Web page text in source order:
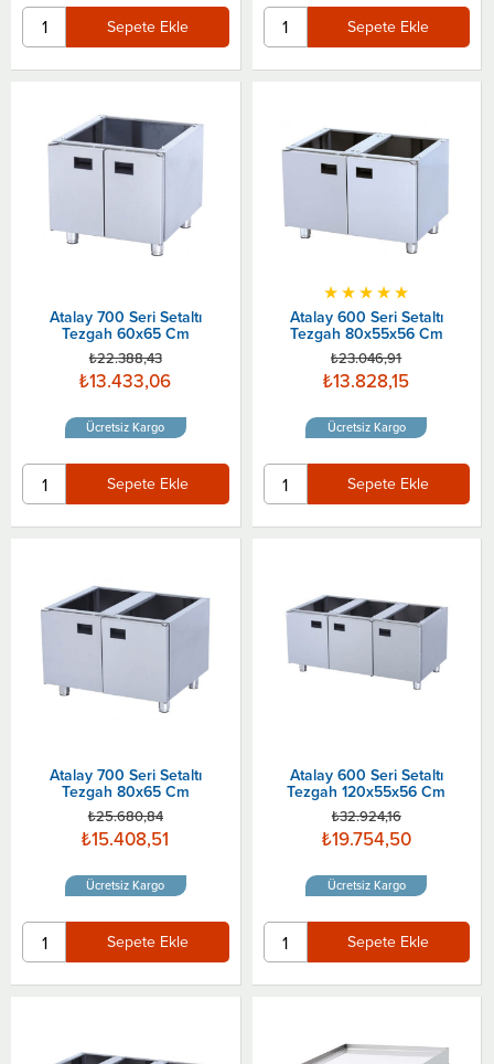
Sepete Ekle Sepete Ekle
Atalay 700 Seri Setaltı
Tezgah 60x65 Cm
₺13.433,06
₺22.388,43
Sepete Ekle
Ücretsiz Kargo
Atalay 600 Seri Setaltı
Tezgah 80x55x56 Cm
★★★★★
₺13.828,15
₺23.046,91
Sepete Ekle
Ücretsiz Kargo
Atalay 700 Seri Setaltı
Tezgah 80x65 Cm
₺15.408,51
₺25.680,84
Sepete Ekle
Ücretsiz Kargo
Atalay 600 Seri Setaltı
Tezgah 120x55x56 Cm
₺19.754,50
₺32.924,16
Sepete Ekle
Ücretsiz Kargo